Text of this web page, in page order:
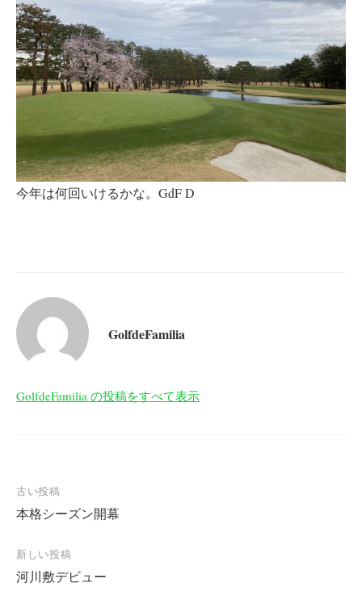
今年は何回いけるかな。GdF D
GolfdeFamilia
GolfdeFamilia の投稿をすべて表示
投
稿
ナ
ビ
ゲ
古い投稿
本格シーズン開幕
新しい投稿
河川敷デビュー